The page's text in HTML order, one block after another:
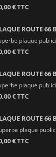
€ TTC
ROUTE 66
plaque
€ TTC
ROUTE 66
plaque
€ TTC
ROUTE 66
plaque
€ TTC